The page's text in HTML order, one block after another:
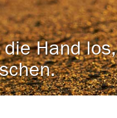
Hand los,